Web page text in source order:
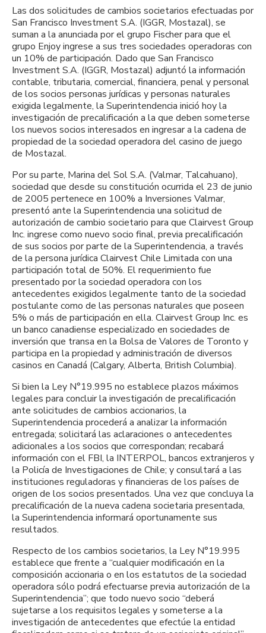
Las dos solicitudes de cambios societarios efectuadas por
San Francisco Investment S.A. (IGGR, Mostazal), se
suman a la anunciada por el grupo Fischer para que el
grupo Enjoy ingrese a sus tres sociedades operadoras con
un 10% de participación. Dado que San Francisco
Investment S.A. (IGGR, Mostazal) adjuntó la información
contable, tributaria, comercial, financiera, penal y personal
de los socios personas jurídicas y personas naturales
exigida legalmente, la Superintendencia inició hoy la
investigación de precalificación a la que deben someterse
los nuevos socios interesados en ingresar a la cadena de
propiedad de la sociedad operadora del casino de juego
de Mostazal.
Por su parte, Marina del Sol S.A. (Valmar, Talcahuano),
sociedad que desde su constitución ocurrida el 23 de junio
de 2005 pertenece en 100% a Inversiones Valmar,
presentó ante la Superintendencia una solicitud de
autorización de cambio societario para que Clairvest Group
Inc. ingrese como nuevo socio final, previa precalificación
de sus socios por parte de la Superintendencia, a través
de la persona jurídica Clairvest Chile Limitada con una
participación total de 50%. El requerimiento fue
presentado por la sociedad operadora con los
antecedentes exigidos legalmente tanto de la sociedad
postulante como de las personas naturales que poseen
5% o más de participación en ella. Clairvest Group Inc. es
un banco canadiense especializado en sociedades de
inversión que transa en la Bolsa de Valores de Toronto y
participa en la propiedad y administración de diversos
casinos en Canadá (Calgary, Alberta, British Columbia).
Si bien la Ley N°19.995 no establece plazos máximos
legales para concluir la investigación de precalificación
ante solicitudes de cambios accionarios, la
Superintendencia procederá a analizar la información
entregada; solicitará las aclaraciones o antecedentes
adicionales a los socios que correspondan; recabará
información con el FBI, la INTERPOL, bancos extranjeros y
la Policía de Investigaciones de Chile; y consultará a las
instituciones reguladoras y financieras de los países de
origen de los socios presentados. Una vez que concluya la
precalificación de la nueva cadena societaria presentada,
la Superintendencia informará oportunamente sus
resultados.
Respecto de los cambios societarios, la Ley N°19.995
establece que frente a “cualquier modificación en la
composición accionaria o en los estatutos de la sociedad
operadora sólo podrá efectuarse previa autorización de la
Superintendencia”; que todo nuevo socio “deberá
sujetarse a los requisitos legales y someterse a la
investigación de antecedentes que efectúe la entidad